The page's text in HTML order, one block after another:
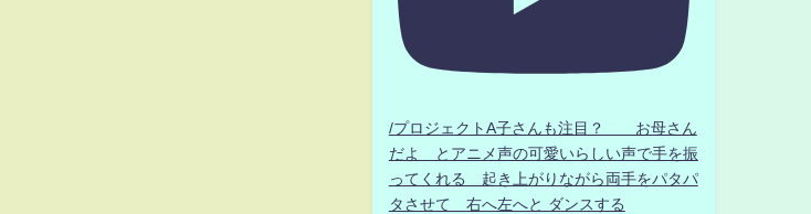
/プロジェクトA子さんも注目？ お母さん
だよ とアニメ声の可愛いらしい声で手を振
ってくれる 起き上がりながら両手をパタパ
タさせて 右へ左へと ダンスする